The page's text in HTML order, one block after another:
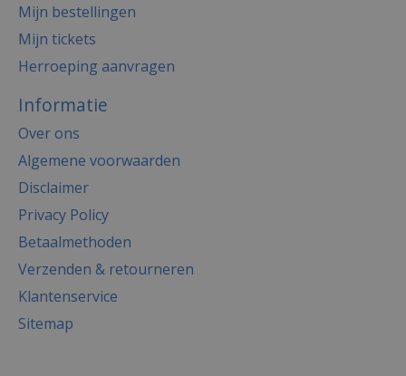
Mijn bestellingen
Mijn tickets
Herroeping aanvragen
Informatie
Over ons
Algemene voorwaarden
Disclaimer
Privacy Policy
Betaalmethoden
Verzenden & retourneren
Klantenservice
Sitemap